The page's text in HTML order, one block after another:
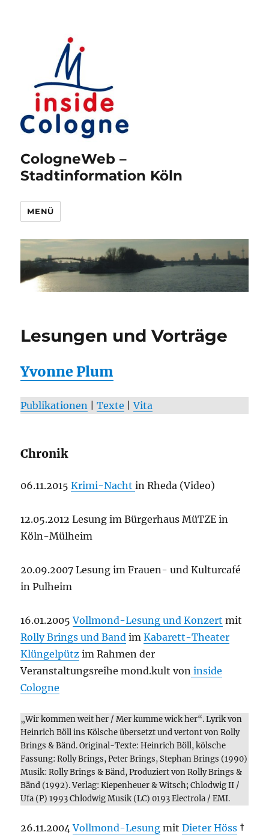
CologneWeb –
Stadtinformation Köln
MENÜ
Lesungen und Vorträge
Yvonne Plum
Publikationen |Texte |Vita
Chronik
06.11.2015Krimi-Nachtin Rheda (Video)
12.05.2012 Lesung im Bürgerhaus MüTZE in
Köln-Mülheim
20.09.2007 Lesung im Frauen- und Kulturcafé
in Pulheim
16.01.2005Vollmond-Lesung und Konzert mit
Rolly Brings und Band imKabarett-Theater
Klüngelpütz im Rahmen der
Veranstaltungsreihe mond.kult von inside
Cologne
„Wir kommen weit her / Mer kumme wick her“. Lyrik von
Heinrich Böll ins Kölsche übersetzt und vertont von Rolly
Brings & Bänd. Original-Texte: Heinrich Böll, kölsche
Fassung: Rolly Brings, Peter Brings, Stephan Brings (1990)
Musik: Rolly Brings & Bänd, Produziert von Rolly Brings &
Bänd (1992). Verlag: Kiepenheuer & Witsch; Chlodwig II /
Ufa (P) 1993 Chlodwig Musik (LC) 0193 Electrola / EMI.
26.11.2004Vollmond-Lesung mitDieter Höss †